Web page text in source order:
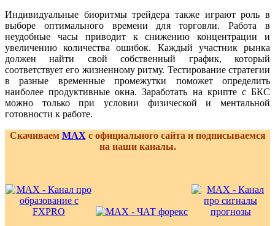
Индивидуальные биоритмы трейдера также играют роль в
выборе оптимального времени для торговли. Работа в
неудобные часы приводит к снижению концентрации и
увеличению количества ошибок. Каждый участник рынка
должен найти свой собственный график, который
соответствует его жизненному ритму. Тестирование стратегии
в разные временные промежутки поможет определить
наиболее продуктивные окна. Заработать на крипте с БКС
можно только при условии физической и ментальной
готовности к работе.
Скачиваем MAX с официального сайта и подписываемся
на наши каналы.